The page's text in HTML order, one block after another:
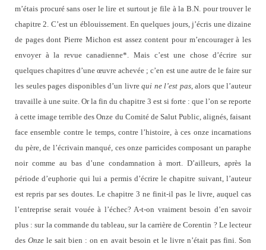
m’étais procuré sans oser le lire et surtout je file à la B.N. pour trouver le
chapitre 2. C’est un éblouissement. En quelques jours, j’écris une dizaine
de pages dont Pierre Michon est assez content pour m’encourager à les
envoyer à la revue canadienne*. Mais c’est une chose d’écrire sur
quelques chapitres d’une œuvre achevée ; c’en est une autre de le faire sur
les seules pages disponibles d’un livre qui ne l’est pas, alors que l’auteur
travaille à une suite. Or la fin du chapitre 3 est si forte : que l’on se reporte
à cette image terrible des Onze du Comité de Salut Public, alignés, faisant
face ensemble contre le temps, contre l’histoire, à ces onze incarnations
du père, de l’écrivain manqué, ces onze parricides composant un paraphe
noir comme au bas d’une condamnation à mort. D’ailleurs, après la
période d’euphorie qui lui a permis d’écrire le chapitre suivant, l’auteur
est repris par ses doutes. Le chapitre 3 ne finit-il pas le livre, auquel cas
l’entreprise serait vouée à l’échec? A-t-on vraiment besoin d’en savoir
plus : sur la commande du tableau, sur la carrière de Corentin ? Le lecteur
desOnzele sait bien : on en avait besoin et le livre n’était pas fini. Son